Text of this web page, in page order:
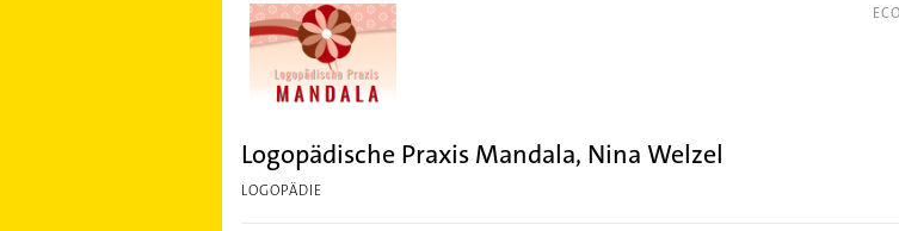
Logopädische Praxis Mandala, Nina Welzel
LOGOPÄDIE